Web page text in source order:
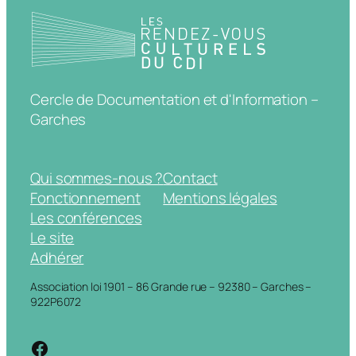
Cercle de Documentation et d'Information –
Garches
Qui sommes-nous ?
Fonctionnement
Les conférences
Le site
Adhérer
Contact
Mentions légales
Association loi 1901 – 86 Grande rue – 92380 – Garches –
922P6072
https://www.facebook.com/